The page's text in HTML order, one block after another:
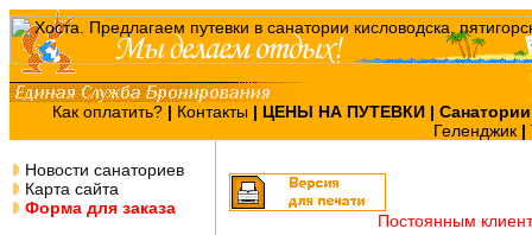
Как оплатить? | Контакты | ЦЕНЫ НА ПУТЕВКИ |
Геленджик |
Новости санаториев
Карта сайта
Форма для заказа
Постоянным